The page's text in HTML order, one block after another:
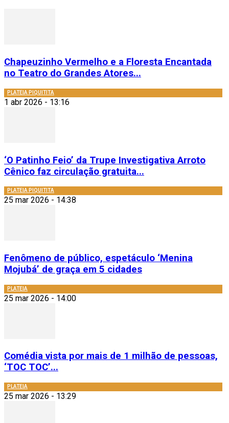
Chapeuzinho Vermelho e a Floresta Encantada
no Teatro do Grandes Atores...
PLATEIA PIQUITITA
1 abr 2026 - 13:16
‘O Patinho Feio’ da Trupe Investigativa Arroto
Cênico faz circulação gratuita...
PLATEIA PIQUITITA
25 mar 2026 - 14:38
Fenômeno de público, espetáculo ‘Menina
Mojubá’ de graça em 5 cidades
PLATEIA
25 mar 2026 - 14:00
Comédia vista por mais de 1 milhão de pessoas,
‘TOC TOC’...
PLATEIA
25 mar 2026 - 13:29